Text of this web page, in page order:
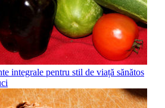
integrale pentru stil de viață sănătos